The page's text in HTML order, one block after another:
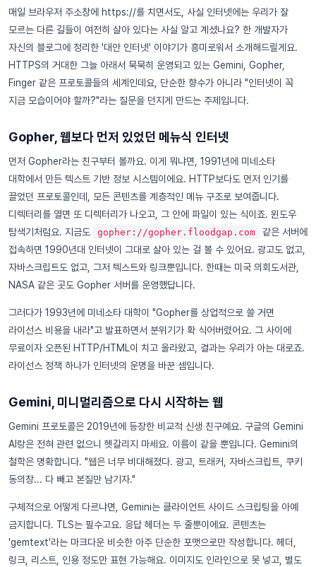
매일 브라우저 주소창에 https://를 치면서도, 사실 인터넷에는 우리가 잘
모르는 다른 길들이 여전히 살아 있다는 사실 알고 계셨나요? 한 개발자가
자신의 블로그에 정리한 '대안 인터넷' 이야기가 흥미로워서 소개해드릴게요.
HTTPS의 거대한 그늘 아래서 묵묵히 운영되고 있는 Gemini, Gopher,
Finger 같은 프로토콜들의 세계인데요, 단순한 향수가 아니라 "인터넷이 꼭
지금 모습이어야 할까?"라는 질문을 던지게 만드는 주제입니다.
Gopher, 웹보다 먼저 있었던 메뉴식 인터넷
먼저 Gopher라는 친구부터 볼까요. 이게 뭐냐면, 1991년에 미네소타
대학에서 만든 텍스트 기반 정보 시스템이에요. HTTP보다도 먼저 인기를
끌었던 프로토콜인데, 모든 콘텐츠를 계층적인 메뉴 구조로 보여줍니다.
디렉터리를 열면 또 디렉터리가 나오고, 그 안에 파일이 있는 식이죠. 윈도우
탐색기처럼요. 지금도
gopher://gopher.floodgap.com
같은 서버에
접속하면 1990년대 인터넷이 그대로 살아 있는 걸 볼 수 있어요. 광고도 없고,
자바스크립트도 없고, 그저 텍스트와 링크뿐입니다. 한때는 미국 의회도서관,
NASA 같은 곳도 Gopher 서버를 운영했답니다.
그러다가 1993년에 미네소타 대학이 "Gopher를 상업적으로 쓸 거면
라이선스 비용을 내라"고 발표하면서 분위기가 확 식어버렸어요. 그 사이에
무료이자 오픈된 HTTP/HTML이 치고 올라왔고, 결과는 우리가 아는 대로죠.
라이선스 정책 하나가 인터넷의 운명을 바꾼 셈입니다.
Gemini, 미니멀리즘으로 다시 시작하는 웹
Gemini 프로토콜은 2019년에 등장한 비교적 신생 친구예요. 구글의 Gemini
AI랑은 전혀 관련 없으니 헷갈리지 마세요. 이름이 같을 뿐입니다. Gemini의
철학은 명확합니다. "웹은 너무 비대해졌다. 광고, 트래커, 자바스크립트, 쿠키
동의창... 다 빼고 본질만 남기자."
구체적으로 어떻게 다르냐면, Gemini는 클라이언트 사이드 스크립팅을 아예
금지합니다. TLS는 필수고요. 응답 헤더는 두 줄뿐이에요. 콘텐츠는
'gemtext'라는 마크다운 비슷한 아주 단순한 포맷으로만 작성합니다. 헤더,
링크, 리스트, 인용 정도만 표현 가능해요. 이미지도 인라인으로 못 넣고, 별도